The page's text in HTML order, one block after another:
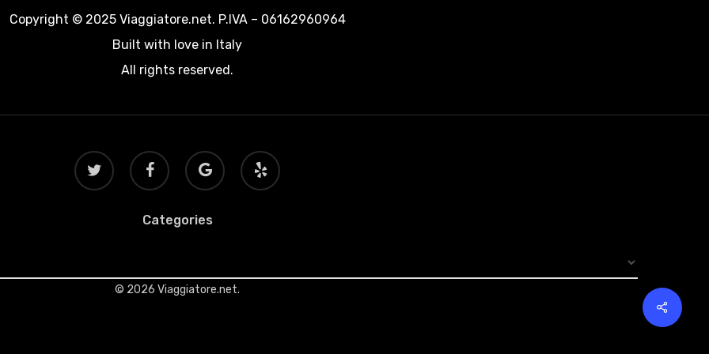
Copyright © 2025 Viaggiatore.net. P.IVA – 06162960964
Built with love in Italy
All rights reserved.
twitter facebook
google-
plus
yelp
Categories
© 2026 Viaggiatore.net.